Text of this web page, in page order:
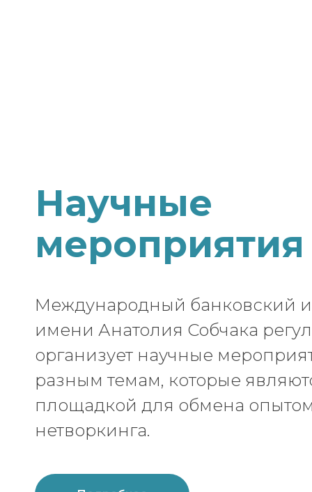
Научные
мероприятия
Международный банковский
имени Анатолия Собчака
организует научные
разным темам, которые
площадкой для обмена
нетворкинга.